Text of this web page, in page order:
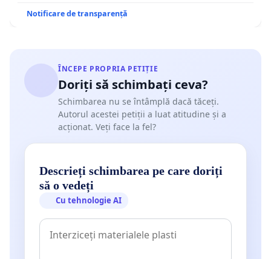
Notificare de transparență
ÎNCEPE PROPRIA PETIȚIE
Doriți să schimbați ceva?
Schimbarea nu se întâmplă dacă tăceți.
Autorul acestei petiții a luat atitudine și a
acționat. Veți face la fel?
Descrieți schimbarea pe care doriți
să o vedeți
Cu tehnologie AI